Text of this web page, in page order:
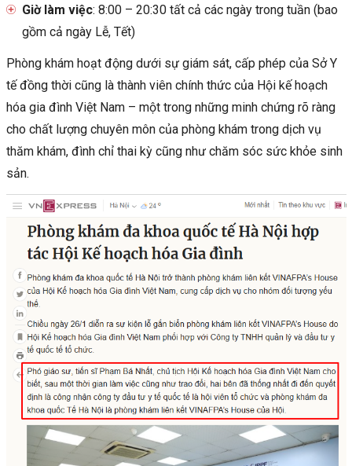
Giờ làm việc: 8:00 – 20:30 tất cả các ngày trong tuần (bao
gồm cả ngày Lễ, Tết)
Phòng khám hoạt động dưới sự giám sát, cấp phép của Sở Y
tế đồng thời cũng là thành viên chính thức của Hội kế hoạch
hóa gia đình Việt Nam – một trong những minh chứng rõ ràng
cho chất lượng chuyên môn của phòng khám trong dịch vụ
thăm khám, đình chỉ thai kỳ cũng như chăm sóc sức khỏe sinh
sản.